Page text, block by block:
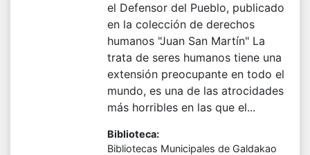
el Defensor del Pueblo, publicado
en la colección de derechos
humanos "Juan San Martín" La
trata de seres humanos tiene una
extensión preocupante en todo el
mundo, es una de las atrocidades
más horribles en las que el...
Biblioteca:
Bibliotecas Municipales de Galdakao